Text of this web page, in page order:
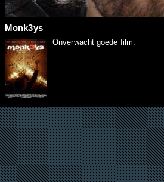
Monk3ys
Onverwacht goede film.